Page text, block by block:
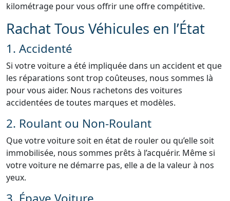
kilométrage pour vous offrir une offre compétitive.
Rachat Tous Véhicules en l’État
1. Accidenté
Si votre voiture a été impliquée dans un accident et que
les réparations sont trop coûteuses, nous sommes là
pour vous aider. Nous rachetons des voitures
accidentées de toutes marques et modèles.
2. Roulant ou Non-Roulant
Que votre voiture soit en état de rouler ou qu’elle soit
immobilisée, nous sommes prêts à l’acquérir. Même si
votre voiture ne démarre pas, elle a de la valeur à nos
yeux.